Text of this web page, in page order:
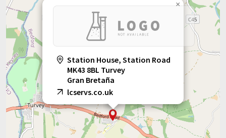
Station House, Station Road
MK43 8BL Turvey
Gran Bretaña
lcservs.co.uk
×